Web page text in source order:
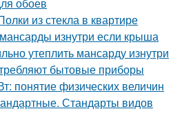
из стекла в квартире
изнутри если крыша
утеплить мансарду изнутри
бытовые приборы
понятие физических величин
Стандарты видов